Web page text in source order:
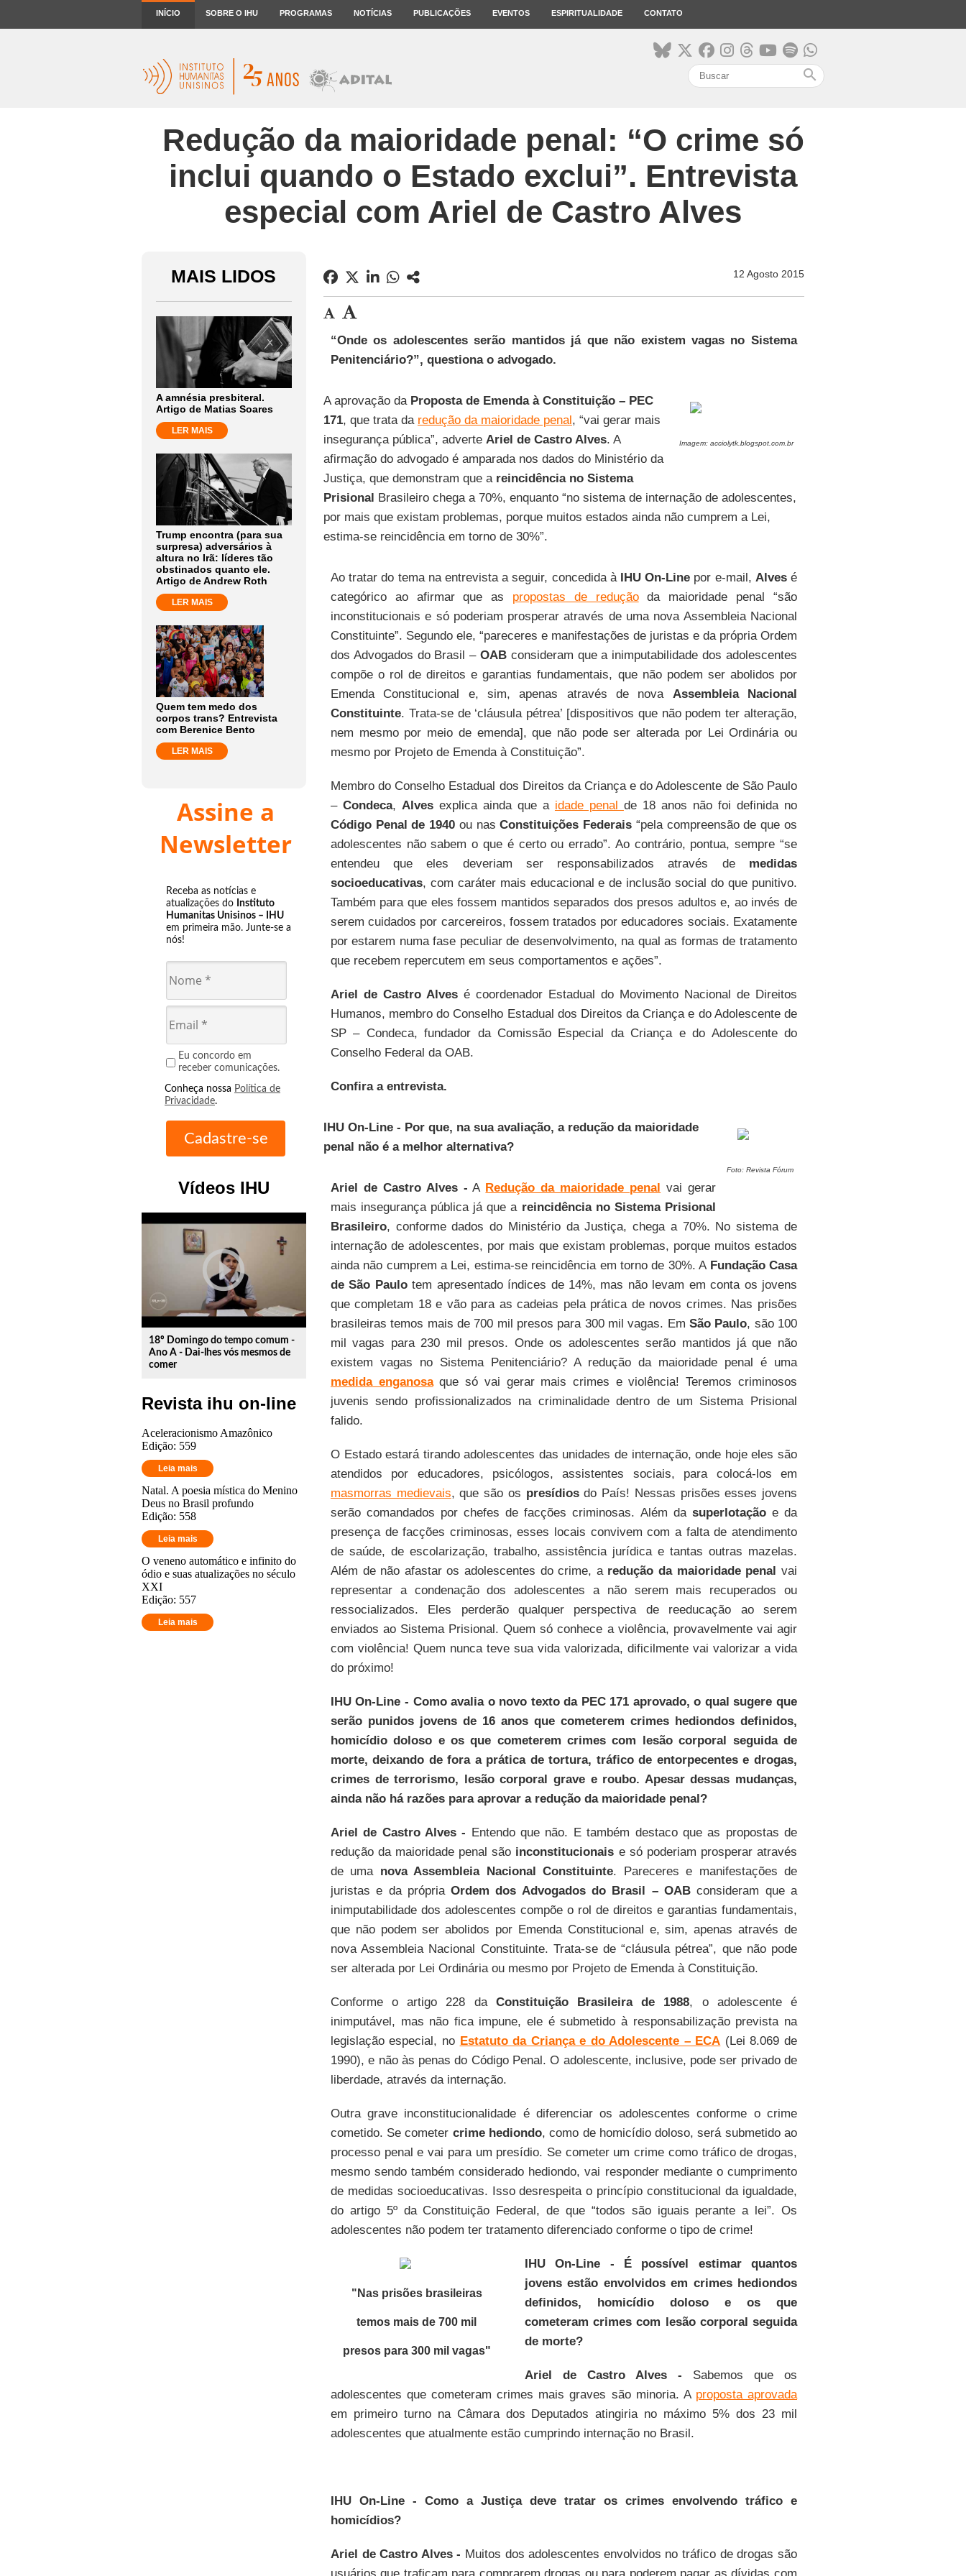
INÍCIO SOBRE O IHU PROGRAMAS NOTÍCIAS PUBLICAÇÕES EVENTOS ESPIRITUALIDADE CONTATO
search
Redução da maioridade penal: “O crime só
inclui quando o Estado exclui”. Entrevista
especial com Ariel de Castro Alves
MAIS LIDOS
A amnésia presbiteral.
Artigo de Matias Soares
LER MAIS
Trump encontra (para sua
surpresa) adversários à
altura no Irã: líderes tão
obstinados quanto ele.
Artigo de Andrew Roth
LER MAIS
Quem tem medo dos
corpos trans? Entrevista
com Berenice Bento
LER MAIS
Assine a
Newsletter
Receba as notícias e
atualizações do Instituto
Humanitas Unisinos – IHU
em primeira mão. Junte-se a
nós!
Eu concordo em
receber comunicações.
Conheça nossa Política de
Privacidade.
Vídeos IHU
play_circle_outline
18º Domingo do tempo comum -
Ano A - Dai-lhes vós mesmos de
comer
Revista ihu on-line
Aceleracionismo Amazônico
Edição: 559
Leia mais
Natal. A poesia mística do Menino
Deus no Brasil profundo
Edição: 558
Leia mais
O veneno automático e infinito do
ódio e suas atualizações no século
XXI
Edição: 557
Leia mais
12 Agosto 2015
“Onde os adolescentes serão mantidos já que não existem vagas no Sistema
Penitenciário?”, questiona o advogado.
Imagem: acciolytk.blogspot.com.br
A aprovação da Proposta de Emenda à Constituição – PEC
171, que trata da redução da maioridade penal, “vai gerar mais
insegurança pública”, adverte Ariel de Castro Alves. A
afirmação do advogado é amparada nos dados do Ministério da
Justiça, que demonstram que a reincidência no Sistema
Prisional Brasileiro chega a 70%, enquanto “no sistema de internação de adolescentes,
por mais que existam problemas, porque muitos estados ainda não cumprem a Lei,
estima-se reincidência em torno de 30%”.
Ao tratar do tema na entrevista a seguir, concedida à IHU On-Line por e-mail, Alvesé
categórico ao afirmar que as propostas de reduçãoda maioridade penal “são
inconstitucionais e só poderiam prosperar através de uma nova Assembleia Nacional
Constituinte”. Segundo ele, “pareceres e manifestações de juristas e da própria Ordem
dos Advogados do Brasil –OAB consideram que a inimputabilidade dos adolescentes
compõe o rol de direitos e garantias fundamentais, que não podem ser abolidos por
Emenda Constitucional e, sim, apenas através de nova Assembleia Nacional
Constituinte. Trata-se de ‘cláusula pétrea’ [dispositivos que não podem ter alteração,
nem mesmo por meio de emenda], que não pode ser alterada por Lei Ordinária ou
mesmo por Projeto de Emenda à Constituição”.
Membro do Conselho Estadual dos Direitos da Criança e do Adolescente de São Paulo
– Condeca, Alvesexplica ainda que a idade penal de 18 anos não foi definida no
Código Penal de 1940 ou nasConstituições Federais “pela compreensão de que os
adolescentes não sabem o que é certo ou errado”. Ao contrário, pontua, sempre “se
entendeu que eles deveriam ser responsabilizados através de medidas
socioeducativas, com caráter mais educacional e de inclusão social do que punitivo.
Também para que eles fossem mantidos separados dos presos adultos e, ao invés de
serem cuidados por carcereiros, fossem tratados por educadores sociais. Exatamente
por estarem numa fase peculiar de desenvolvimento, na qual as formas de tratamento
que recebem repercutem em seus comportamentos e ações”.
Ariel de Castro Alvesé coordenador Estadual do Movimento Nacional de Direitos
Humanos, membro do Conselho Estadual dos Direitos da Criança e do Adolescente de
SP – Condeca, fundador da Comissão Especial da Criança e do Adolescente do
Conselho Federal da OAB.
Confira a entrevista.
Foto: Revista Fórum
IHU On-Line - Por que, na sua avaliação, a redução da maioridade
penal não é a melhor alternativa?
Ariel de Castro Alves - A Redução da maioridade penal vai gerar
mais insegurança pública já que a reincidência no Sistema Prisional
Brasileiro, conforme dados do Ministério da Justiça, chega a 70%. No sistema de
internação de adolescentes, por mais que existam problemas, porque muitos estados
ainda não cumprem a Lei, estima-se reincidência em torno de 30%. A Fundação Casa
de São Paulotem apresentado índices de 14%, mas não levam em conta os jovens
que completam 18 e vão para as cadeias pela prática de novos crimes. Nas prisões
brasileiras temos mais de 700 mil presos para 300 mil vagas. Em São Paulo, são 100
mil vagas para 230 mil presos. Onde os adolescentes serão mantidos já que não
existem vagas no Sistema Penitenciário? A redução da maioridade penal é uma
medida enganosaque só vai gerar mais crimes e violência! Teremos criminosos
juvenis sendo profissionalizados na criminalidade dentro de um Sistema Prisional
falido.
O Estado estará tirando adolescentes das unidades de internação, onde hoje eles são
atendidos por educadores, psicólogos, assistentes sociais, para colocá-los em
masmorras medievais, que são os presídiosdo País! Nessas prisões esses jovens
serão comandados por chefes de facções criminosas. Além da superlotaçãoe da
presença de facções criminosas, esses locais convivem com a falta de atendimento
de saúde, de escolarização, trabalho, assistência jurídica e tantas outras mazelas.
Além de não afastar os adolescentes do crime, a redução da maioridade penal vai
representar a condenação dos adolescentes a não serem mais recuperados ou
ressocializados. Eles perderão qualquer perspectiva de reeducação ao serem
enviados ao Sistema Prisional. Quem só conhece a violência, provavelmente vai agir
com violência! Quem nunca teve sua vida valorizada, dificilmente vai valorizar a vida
do próximo!
IHU On-Line - Como avalia o novo texto da PEC 171 aprovado, o qual sugere que
serão punidos jovens de 16 anos que cometerem crimes hediondos definidos,
homicídio doloso e os que cometerem crimes com lesão corporal seguida de
morte, deixando de fora a prática de tortura, tráfico de entorpecentes e drogas,
crimes de terrorismo, lesão corporal grave e roubo. Apesar dessas mudanças,
ainda não há razões para aprovar a redução da maioridade penal?
Ariel de Castro Alves - Entendo que não. E também destaco que as propostas de
redução da maioridade penal são inconstitucionais e só poderiam prosperar através
de uma nova Assembleia Nacional Constituinte. Pareceres e manifestações de
juristas e da própriaOrdem dos Advogados do Brasil – OAB consideram que a
inimputabilidade dos adolescentes compõe o rol de direitos e garantias fundamentais,
que não podem ser abolidos por Emenda Constitucional e, sim, apenas através de
nova Assembleia Nacional Constituinte. Trata-se de “cláusula pétrea”, que não pode
ser alterada por Lei Ordinária ou mesmo por Projeto de Emenda à Constituição.
Conforme o artigo 228 da Constituição Brasileira de 1988, o adolescente é
inimputável, mas não fica impune, ele é submetido à responsabilização prevista na
legislação especial, no Estatuto da Criança e do Adolescente – ECA (Lei 8.069 de
1990), e não às penas do Código Penal. O adolescente, inclusive, pode ser privado de
liberdade, através da internação.
Outra grave inconstitucionalidade é diferenciar os adolescentes conforme o crime
cometido. Se cometer crime hediondo, como de homicídio doloso, será submetido ao
processo penal e vai para um presídio. Se cometer um crime como tráfico de drogas,
mesmo sendo também considerado hediondo, vai responder mediante o cumprimento
de medidas socioeducativas. Isso desrespeita o princípio constitucional da igualdade,
do artigo 5º da Constituição Federal, de que “todos são iguais perante a lei”. Os
adolescentes não podem ter tratamento diferenciado conforme o tipo de crime!
"Nas prisões brasileiras
temos mais de 700 mil
presos para 300 mil vagas"
IHU On-Line - É possível estimar quantos
jovens estão envolvidos em crimes hediondos
definidos, homicídio doloso e os que
cometeram crimes com lesão corporal seguida
de morte?
Ariel de Castro Alves - Sabemos que os
adolescentes que cometeram crimes mais graves são minoria. A proposta aprovada
em primeiro turno na Câmara dos Deputados atingiria no máximo 5% dos 23 mil
adolescentes que atualmente estão cumprindo internação no Brasil.
IHU On-Line - Como a Justiça deve tratar os crimes envolvendo tráfico e
homicídios?
Ariel de Castro Alves - Muitos dos adolescentes envolvidos no tráfico de drogas são